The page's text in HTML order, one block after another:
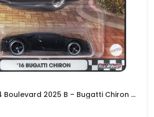
Hot Wheels 1:64 Boulevard 2025 B – Bugatti Chiron 2016 – Black